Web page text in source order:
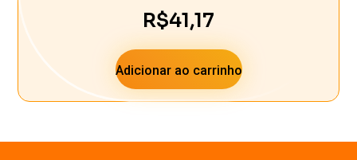
R$41,17
Adicionar ao carrinho